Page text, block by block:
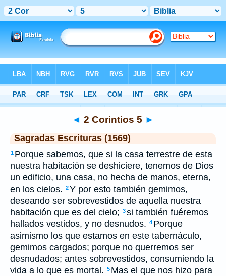
>SEV> 2 Corintios 5
◄ 2 Corintios 5 ►
Sagradas Escrituras (1569)
1 Porque sabemos, que si la casa terrestre de esta
nuestra habitación se deshiciere, tenemos de Dios
un edificio, una casa, no hecha de manos, eterna,
en los cielos. 2Y por esto también gemimos,
deseando ser sobrevestidos de aquella nuestra
habitación que es del cielo; 3si también fuéremos
hallados vestidos, y no desnudos. 4 Porque
asimismo los que estamos en este tabernáculo,
gemimos cargados; porque no querremos ser
desnudados; antes sobrevestidos, consumiendo la
vida a lo que es mortal. 5 Mas el que nos hizo para